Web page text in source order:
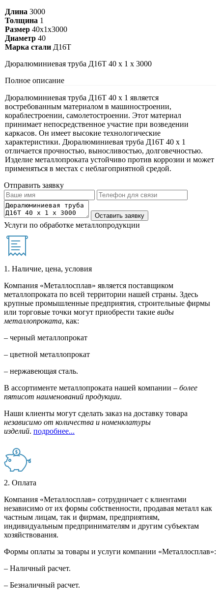
Длина 3000
Толщина 1
Размер 40х1х3000
Диаметр 40
Марка стали Д16Т
Дюралюминиевая труба Д16Т 40 х 1 х 3000
Полное описание
Дюралюминиевая труба Д16Т 40 х 1 является
востребованным материалом в машиностроении,
кораблестроении, самолетостроении. Этот материал
принимает непосредственное участие при возведении
каркасов. Он имеет высокие технологические
характеристики. Дюралюминиевая труба Д16Т 40 х 1
отличается прочностью, выносливостью, долговечностью.
Изделие металлопроката устойчиво против коррозии и может
применяться в местах с неблагоприятной средой.
Отправить заявку
Услуги по обработке металлопродукции
1. Наличие, цена, условия
Компания «Металлосплав» является поставщиком
металлопроката по всей территории нашей страны. Здесь
крупные промышленные предприятия, строительные фирмы
или торговые точки могут приобрести такие виды
металлопроката, как:
– черный металлопрокат
– цветной металлопрокат
– нержавеющая сталь.
В ассортименте металлопроката нашей компании – более
пятисот наименований продукции.
Наши клиенты могут сделать заказ на доставку товара
независимо от количества и номенклатуры
изделий. подробнее...
2. Оплата
Компания «Металлосплав» сотрудничает с клиентами
независимо от их формы собственности, продавая металл как
частным лицам, так и фирмам, предприятиям,
индивидуальным предпринимателям и другим субъектам
хозяйствования.
Формы оплаты за товары и услуги компании «Металлосплав»:
– Наличный расчет.
– Безналичный расчет.